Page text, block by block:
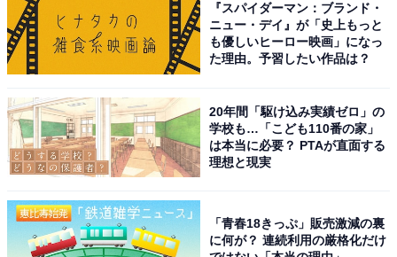
『スパイダーマン：ブランド・
ニュー・デイ』が「史上もっと
も優しいヒーロー映画」になっ
た理由。予習したい作品は？
20年間「駆け込み実績ゼロ」の
学校も…「こども110番の家」
は本当に必要？ PTAが直面する
理想と現実
「青春18きっぷ」販売激減の裏
に何が？ 連続利用の厳格化だけ